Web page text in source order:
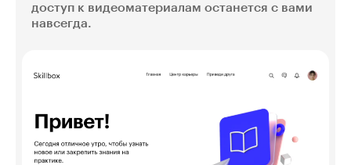
доступ к видеоматериалам останется с вами
навсегда.